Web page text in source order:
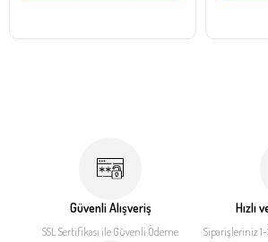
Güvenli Alışveriş
SSL Sertifikası ile Güvenli Ödeme
Hızlı
Siparişleriniz